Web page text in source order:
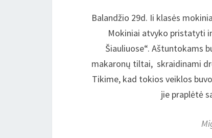
Balandžio 29d. Ii klasės
Mokiniai atvyko pristatyti
Šiauliuose“. Aštuntokams
makaronų tiltai, skraidinami
Tikime, kad tokios veiklos
jie praplėtė